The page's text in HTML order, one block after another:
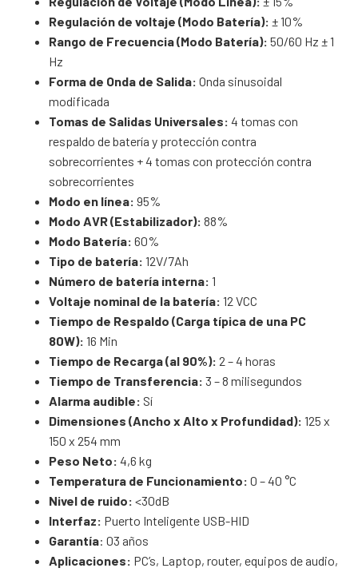
Regulación de voltaje (Modo Batería): ± 10%
Rango de Frecuencia (Modo Batería): 50/60 Hz ± 1
Hz
Forma de Onda de Salida: Onda sinusoidal
modificada
Tomas de Salidas Universales: 4 tomas con
respaldo de batería y protección contra
sobrecorrientes + 4 tomas con protección contra
sobrecorrientes
Modo en línea: 95%
Modo AVR (Estabilizador): 88%
Modo Batería: 60%
Tipo de batería: 12V/7Ah
Número de batería interna: 1
Voltaje nominal de la batería: 12 VCC
Tiempo de Respaldo (Carga típica de una PC
80W): 16 Min
Tiempo de Recarga (al 90%): 2 – 4 horas
Tiempo de Transferencia: 3 – 8 milisegundos
Alarma audible: Sí
Dimensiones (Ancho x Alto x Profundidad): 125 x
150 x 254 mm
Peso Neto: 4,6 kg
Temperatura de Funcionamiento: 0 – 40 °C
Nivel de ruido: <30dB
Interfaz: Puerto Inteligente USB-HID
Garantía: 03 años
Aplicaciones: PC’s, Laptop, router, equipos de audio,